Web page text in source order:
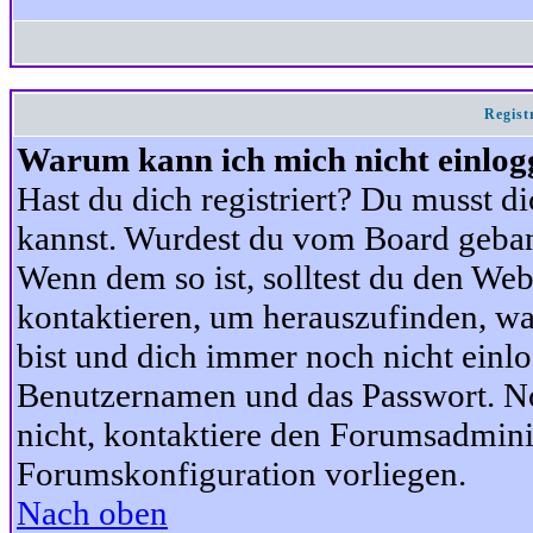
Warum kann ich mich nicht
Hast du dich registriert? Du musst
kannst. Wurdest du vom Board
Wenn dem so ist, solltest du den
kontaktieren, um herauszufinden,
bist und dich immer noch nicht
Benutzernamen und das Passwort.
nicht, kontaktiere den
Forumskonfiguration vorliegen.
Nach oben